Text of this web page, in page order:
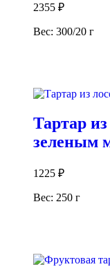
2355 ₽
Вес: 300/20 г
Тартар
зеленым
1225 ₽
Вес: 250 г